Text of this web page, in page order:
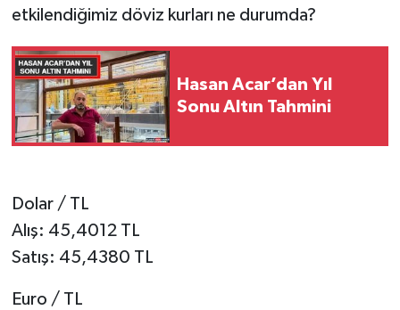
etkilendiğimiz döviz kurları ne durumda?
Hasan Acar’dan Yıl
Sonu Altın Tahmini
Dolar / TL
Alış: 45,4012 TL
Satış: 45,4380 TL
Euro / TL
POLİTİKA
SAĞLIK
SİYASET
TEKNOLOJİ